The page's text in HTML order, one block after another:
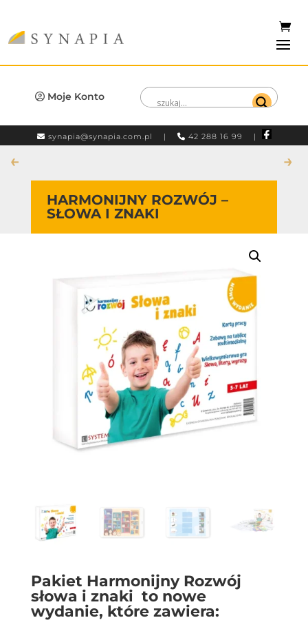
Moje Konto
synapia@synapia.com.pl | 42 288 16 99 |
← →
HARMONIJNY ROZWÓJ –
SŁOWA I ZNAKI
Pakiet Harmonijny Rozwój
słowa i znaki to nowe
wydanie, które zawiera: